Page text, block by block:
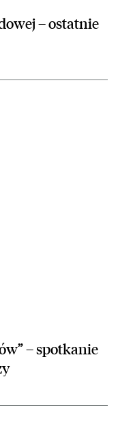
– ostatnie
– spotkanie
– spotkanie